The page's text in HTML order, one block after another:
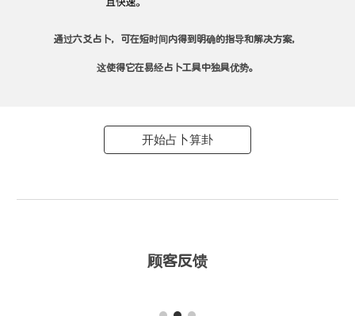
通过六爻占卜，可在短时间内得到明确的指导和解决方案，
这使得它在易经占卜工具中独具优势。
开始占卜算卦
顾客反馈